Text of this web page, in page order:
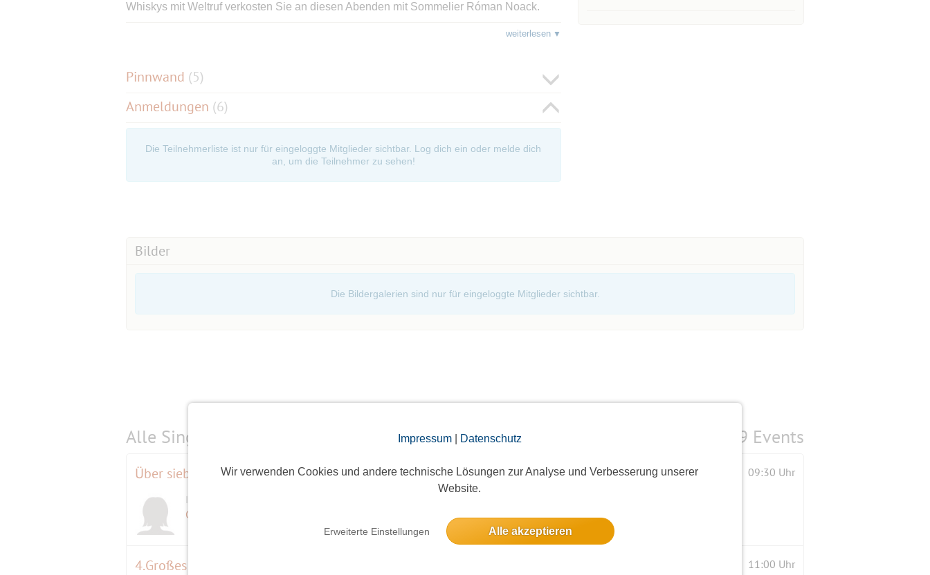
Impressum| Datenschutz
Wir verwenden Cookies und andere technische Lösungen zur Analyse und Verbesserung unserer
Website.
Erweiterte Einstellungen Alle akzeptieren
Whiskys mit Weltruf verkosten Sie an diesen Abenden mit Sommelier Róman Noack.
Schiff zu sein ist immer etwas Außergewöhnliches, hervorragend zu speisen und
Vier Whisk(e)y, Dreigang-Menü, szenische Lesung.
weiterlesen
Pinnwand (5)
Anmeldungen (6)
Die Teilnehmerliste ist nur für eingeloggte Mitglieder sichtbar. Log dich ein oder melde dich
an, um die Teilnehmer zu sehen!
Bilder
Die Bildergalerien sind nur für eingeloggte Mitglieder sichtbar.
Alle Single-Events am 9 Events
Über sieben Brücken musst du gehen 09:30 Uhr
Initiatorin
Gisela
4.Großes Weihnachtssingen 🎵🎶 🎅Wotschofska, Lübbenau 11:00 Uhr